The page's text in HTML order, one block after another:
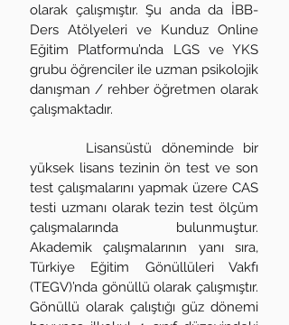
olarak çalışmıştır. Şu anda da İBB-
Ders Atölyeleri ve Kunduz Online
Eğitim Platformu’nda LGS ve YKS
grubu öğrenciler ile uzman psikolojik
danışman / rehber öğretmen olarak
çalışmaktadır.
Lisansüstü döneminde bir
yüksek lisans tezinin ön test ve son
test çalışmalarını yapmak üzere CAS
testi uzmanı olarak tezin test ölçüm
çalışmalarında bulunmuştur.
Akademik çalışmalarının yanı sıra,
Türkiye Eğitim Gönüllüleri Vakfı
(TEGV)’nda gönüllü olarak çalışmıştır.
Gönüllü olarak çalıştığı güz dönemi